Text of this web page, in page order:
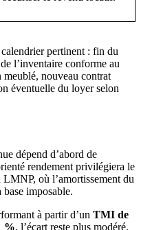
pertinent : fin du
l’inventaire conforme au
meublé, nouveau contrat
éventuelle du loyer selon
dépend d’abord de
rendement privilégiera le
où l’amortissement du
imposable.
à partir d’un TMI de
%, l’écart reste plus modéré.